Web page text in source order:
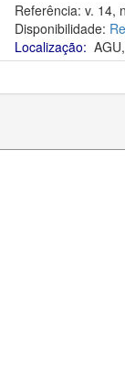
Referência: v. 14,
Disponibilidade:
Localização: AGU,